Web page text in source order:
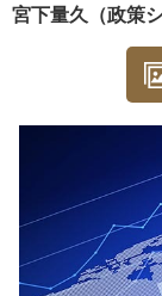
宮下量久（政策